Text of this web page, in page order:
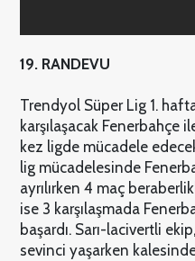
19. RANDEVU
Trendyol Süper Lig 1.
karşılaşacak Fenerbahçe
kez ligde mücadele
lig mücadelesinde
ayrılırken 4 maç
ise 3 karşılaşmada
başardı. Sarı-lacivertli
sevinci yaşarken